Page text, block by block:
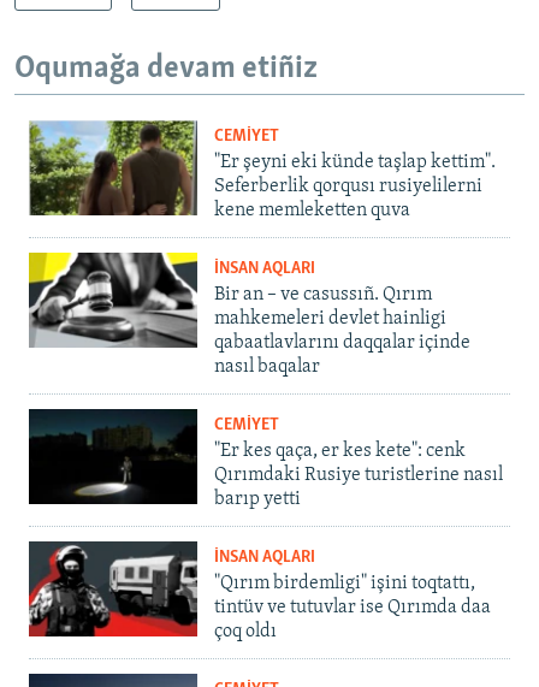
Oqumağa devam etiñiz
CEMİYET
"Er şeyni eki künde taşlap kettim".
Seferberlik qorqusı rusiyelilerni
kene memleketten quva
İNSAN AQLARI
Bir an – ve casussıñ. Qırım
mahkemeleri devlet hainligi
qabaatlavlarını daqqalar içinde
nasıl baqalar
CEMİYET
"Er kes qaça, er kes kete": cenk
Qırımdaki Rusiye turistlerine nasıl
barıp yetti
İNSAN AQLARI
"Qırım birdemligi" işini toqtattı,
tintüv ve tutuvlar ise Qırımda daa
çoq oldı